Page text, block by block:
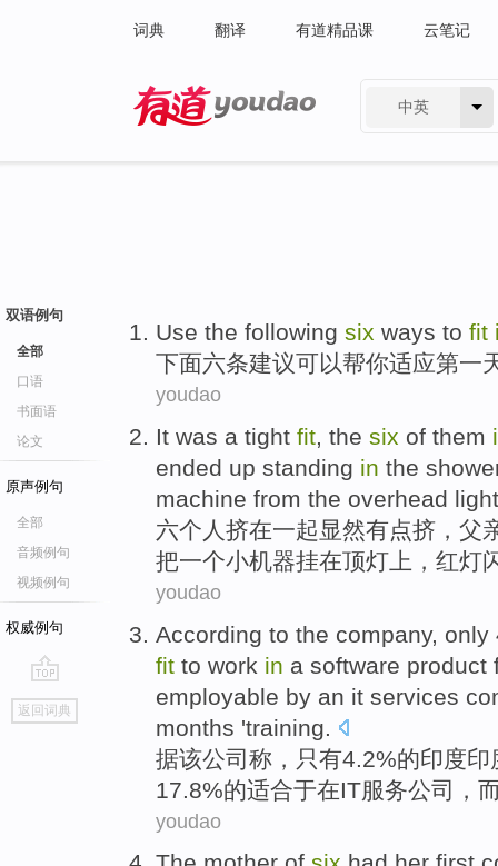
词典 翻译 有道精品课 云笔记
中英
双语例句
全部
口语
书面语
论文
原声例句
全部
音频例句
视频例句
权威例句
go
top
返回词典
Use the following six ways to fit
下面六条建议可以帮你适应第一
youdao
It was a tight fit, the six of them
ended up standing in the
machine from the overhead
六个人 挤在一起显然有点挤， 父
把一个小机器挂在顶灯上，红灯
youdao
According to the company, only
fit to work in a software product
employable by an it services
months 'training
据该公司 称， 只有4.2%的印度印
17.8%的适合于在IT服务公司，
youdao